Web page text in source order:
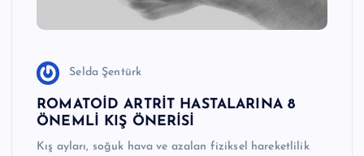
Selda Şentürk
ROMATOİD ARTRİT HASTALARINA 8
ÖNEMLİ KIŞ ÖNERİSİ
Kış ayları, soğuk hava ve azalan fiziksel hareketlilik